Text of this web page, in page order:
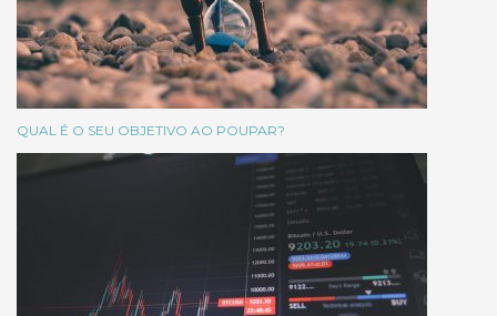
QUAL É O SEU OBJETIVO AO POUPAR?